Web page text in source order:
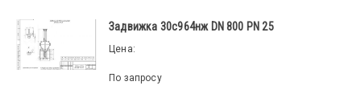
Задвижка 30с964нж DN 800 PN 25
Цена:
По запросу